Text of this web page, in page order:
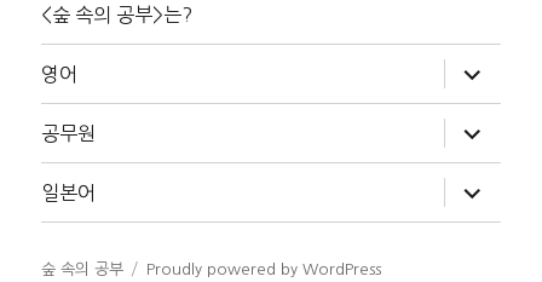
<숲 속의 공부>는?
영어
위
메
확
장
공무원
위
메
확
장
일본어
위
메
숲 속의 공부 Proudly powered by WordPress